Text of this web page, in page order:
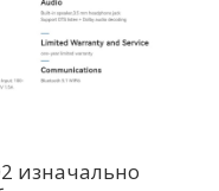
изначально